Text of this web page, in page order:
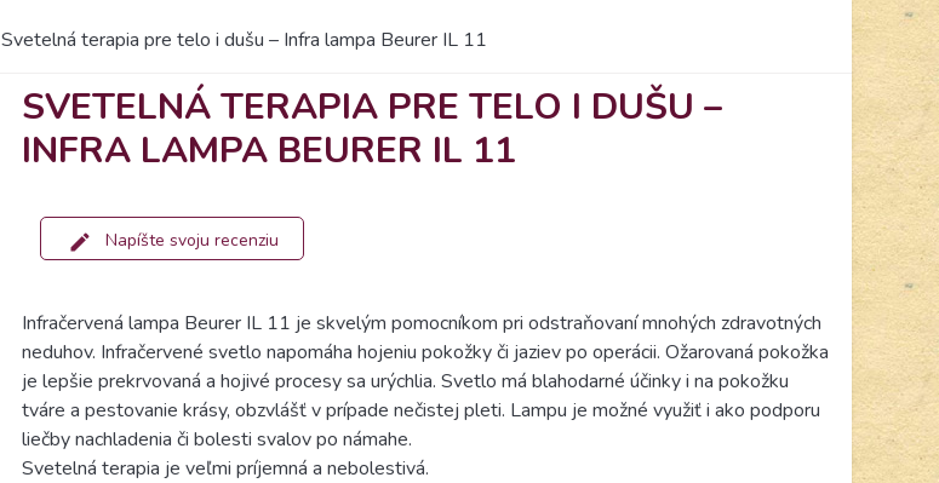
Svetelná terapia pre telo i dušu – Infra lampa Beurer IL 11
SVETELNÁ TERAPIA PRE TELO I DUŠU –
INFRA LAMPA BEURER IL 11
Napíšte svoju recenziu
Infračervená lampa Beurer IL 11 je skvelým pomocníkom pri odstraňovaní mnohých zdravotných
neduhov. Infračervené svetlo napomáha hojeniu pokožky či jaziev po operácii. Ožarovaná pokožka
je lepšie prekrvovaná a hojivé procesy sa urýchlia. Svetlo má blahodarné účinky i na pokožku
tváre a pestovanie krásy, obzvlášť v prípade nečistej pleti. Lampu je možné využiť i ako podporu
liečby nachladenia či bolesti svalov po námahe.
Svetelná terapia je veľmi príjemná a nebolestivá.